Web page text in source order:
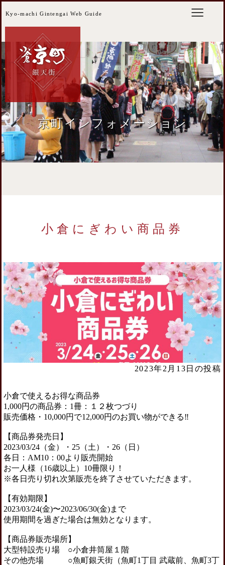
Kyo-machi Gintengai Web Guide
京町インフォメーション
小倉にぎわい商品券
2023年2月13日の投稿
小倉で使えるお得な商品券
1,000円の商品券：1冊：１２枚つづり
販売価格・10,000円で12,000円のお買い物ができる‼︎
【商品券発売日】
2023/03/24（金）・25（土）・26（日）
各日：AM10：00より販売開始
お一人様（16歳以上）10冊限り！
※各日売り切れ次第販売を終了させていただきます。
【有効期限】
2023/03/24(金)〜2023/06/30(金)まで
使用期間を過ぎた場合は無効となります。
【商品券販売場所】
大型特設売り場 ○小倉井筒屋１階
その他売場 ○魚町銀天街（魚町1丁目 武蔵前、魚町3丁